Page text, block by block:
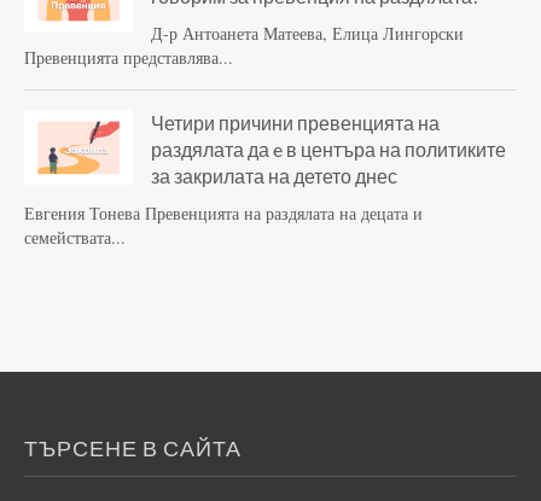
Д-р Антоанета Матеева, Елица Лингорски
Превенцията представлява...
Четири причини превенцията на
раздялата да e в центъра на политиките
за закрилата на детето днес
Евгения Тонева Превенцията на раздялата на децата и
семействата...
ТЪРСЕНЕ В САЙТА